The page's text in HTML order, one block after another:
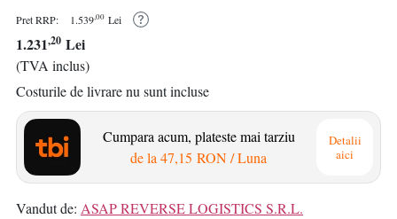
Pret RRP: 1.539,00 Lei
1.231,20 Lei
(TVA inclus)
Costurile de livrare nu sunt incluse
Cumpara acum, plateste mai tarziu
de la47,15 RON/ Luna
Detalii
aici
Vandut de: ASAP REVERSE LOGISTICS S.R.L.